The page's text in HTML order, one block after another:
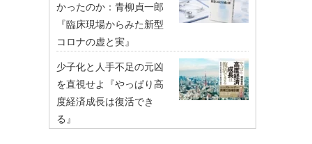
かったのか：青柳貞一郎
『臨床現場からみた新型
コロナの虚と実』
少子化と人手不足の元凶
を直視せよ『やっぱり高
度経済成長は復活でき
る』